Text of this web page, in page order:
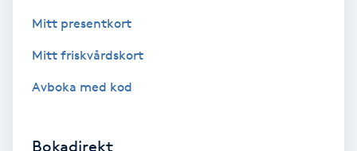
Bröllopsuppsättning
Celluliter
Mitt presentkort
Mitt friskvårdskort
Avboka med kod
Bokadirekt